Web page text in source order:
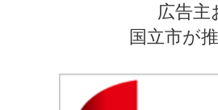
広告主
国立市が